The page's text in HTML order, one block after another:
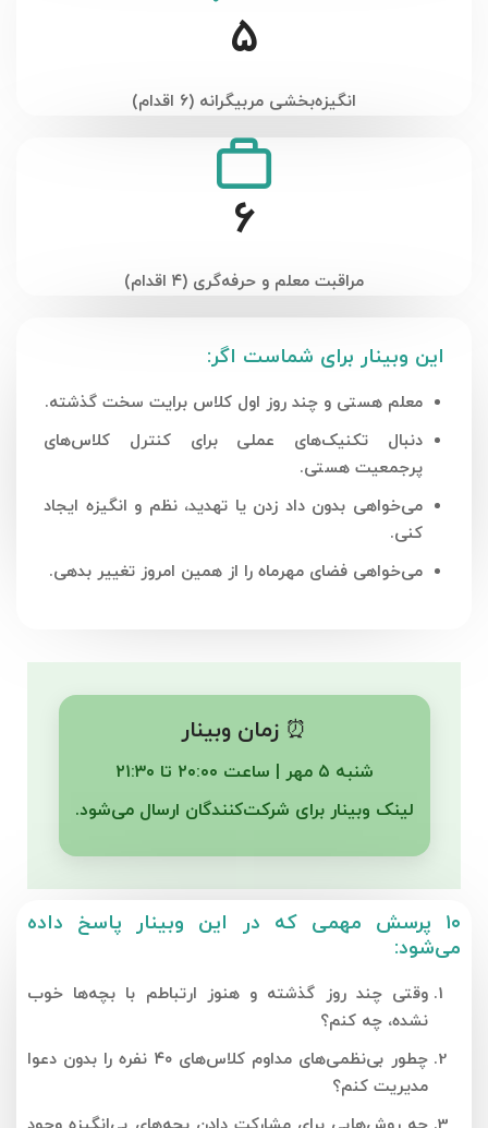
5
انگیزه‌بخشی مربیگرانه (۶ اقدام)
6
مراقبت معلم و حرفه‌گری (۴ اقدام)
این وبینار برای شماست اگر:
معلم هستی و چند روز اول کلاس برایت سخت گذشته.
دنبال تکنیک‌های عملی برای کنترل کلاس‌های
پرجمعیت هستی.
می‌خواهی بدون داد زدن یا تهدید، نظم و انگیزه ایجاد
کنی.
می‌خواهی فضای مهرماه را از همین امروز تغییر بدهی.
⏰ زمان وبینار
شنبه ۵ مهر | ساعت ۲۰:۰۰ تا ۲۱:۳۰
لینک وبینار برای شرکت‌کنندگان ارسال می‌شود.
۱۰ پرسش مهمی که در این وبینار پاسخ داده
می‌شود:
وقتی چند روز گذشته و هنوز ارتباطم با بچه‌ها خوب
نشده، چه کنم؟
چطور بی‌نظمی‌های مداوم کلاس‌های ۴۰ نفره را بدون دعوا
مدیریت کنم؟